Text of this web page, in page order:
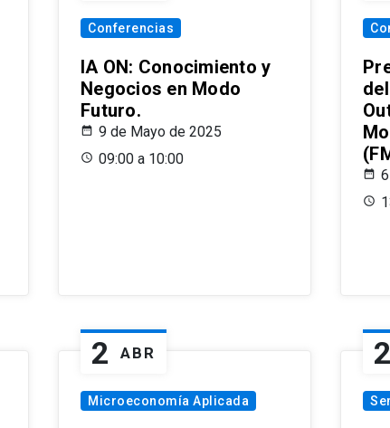
Conferencias
IA ON: Conocimiento y
Negocios en Modo
Futuro.
9 de Mayo de 2025
09:00 a 10:00
2 ABR
Microeconomía Aplicada